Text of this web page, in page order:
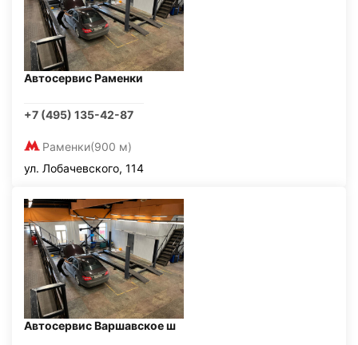
Автосервис Раменки
+7 (495) 135-42-87
Раменки(900 м)
ул. Лобачевского, 114
Автосервис Варшавское ш